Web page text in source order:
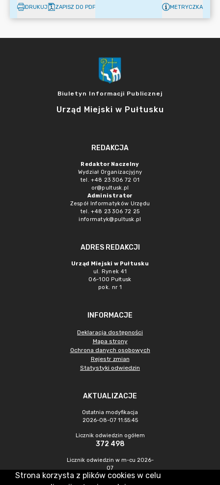
DRUKUJ ZAPISZ DO PDF METRYCZKA
Biuletyn Informacji Publicznej
Urząd Miejski w Pułtusku
REDAKCJA
Redaktor Naczelny
Wydział Organizacjyjny
tel. +48 23 306 72 01
or@pultusk.pl
Administrator
Zespół Informatyków Urzędu
tel. +48 23 306 72 25
informatyk@pultusk.pl
ADRES REDAKCJI
Urząd Miejski w Pułtusku
ul. Rynek 41
06-100 Pułtusk
pok. nr 1
INFORMACJE
Deklaracja dostępności
Mapa strony
Ochrona danych osobowych
Rejestr zmian
Statystyki odwiedzin
AKTUALIZACJE
Ostatnia modyfikacja
2026-08-07 11:55:45
Licznik odwiedzin ogółem
372 498
Licznik odwiedzin w m-cu 2026-
07
1 202
Strona korzysta z plików cookies w celu